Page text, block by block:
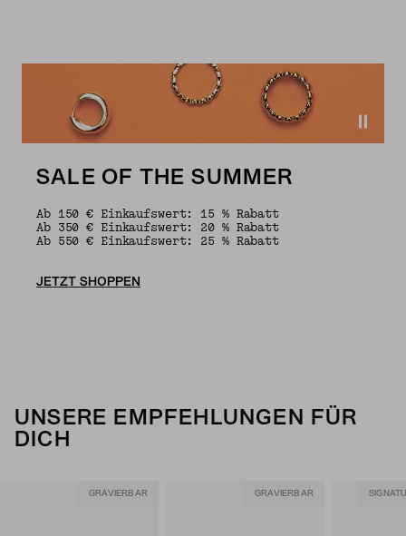
SALE OF THE SUMMER
Ab 150 € Einkaufswert: 15 % Rabatt
Ab 350 € Einkaufswert: 20 % Rabatt
Ab 550 € Einkaufswert: 25 % Rabatt
JETZT SHOPPEN
UNSERE EMPFEHLUNGEN FÜR
DICH
GRAVIERBAR GRAVIERBAR